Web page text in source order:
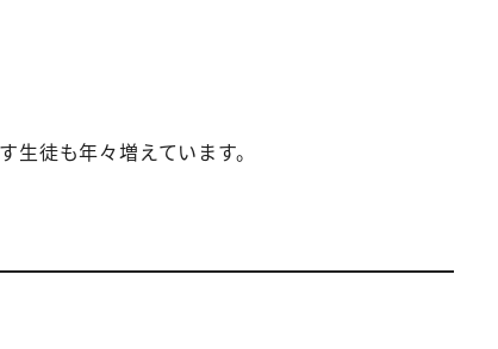
徒も年々増えています。